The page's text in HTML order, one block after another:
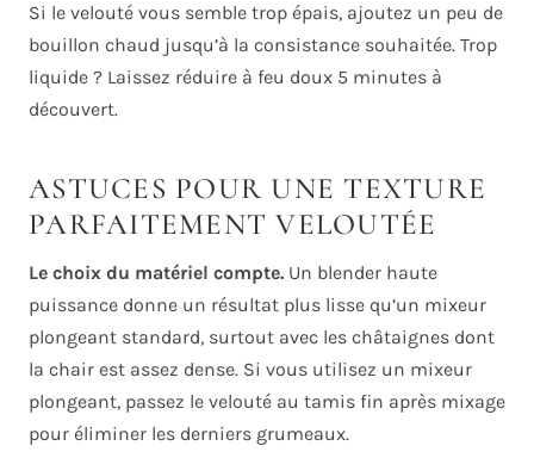
Si le velouté vous semble trop épais, ajoutez un peu de
bouillon chaud jusqu’à la consistance souhaitée. Trop
liquide ? Laissez réduire à feu doux 5 minutes à
découvert.
ASTUCES POUR UNE TEXTURE
PARFAITEMENT VELOUTÉE
Le choix du matériel compte. Un blender haute
puissance donne un résultat plus lisse qu’un mixeur
plongeant standard, surtout avec les châtaignes dont
la chair est assez dense. Si vous utilisez un mixeur
plongeant, passez le velouté au tamis fin après mixage
pour éliminer les derniers grumeaux.